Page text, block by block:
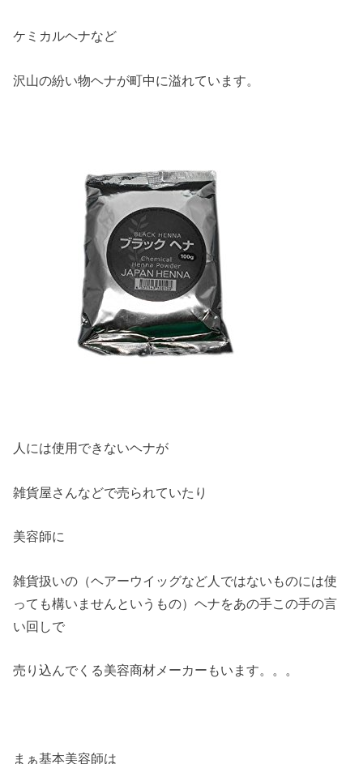
ケミカルヘナなど
沢山の紛い物ヘナが町中に溢れています。
人には使用できないヘナが
雑貨屋さんなどで売られていたり
美容師に
雑貨扱いの（ヘアーウイッグなど人ではないものには使
っても構いませんというもの）ヘナをあの手この手の言
い回しで
売り込んでくる美容商材メーカーもいます。。。
まぁ基本美容師は